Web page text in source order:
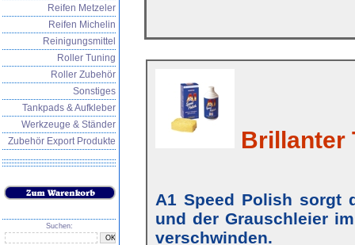
Reifen Metzeler
Reifen Michelin
Reinigungsmittel
Roller Tuning
Roller Zubehör
Sonstiges
Tankpads & Aufkleber
Werkzeuge & Ständer
Zubehör Export Produkte
Suchen:
Brillanter
A1 Speed Polish sorgt
und der Grauschleier
verschwinden.